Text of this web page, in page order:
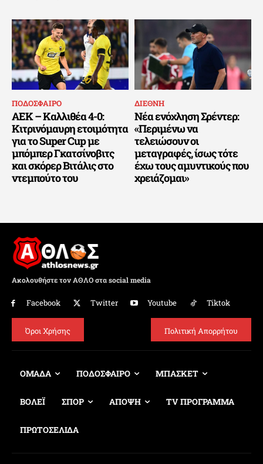
ΠΟΔΟΣΦΑΙΡΟ
ΑΕΚ – Καλλιθέα 4-0:
Κιτρινόμαυρη ετοιμότητα
για το Super Cup με
μπόμπερ Γκατσίνοβιτς
και σκόρερ Βιτάλις στο
ντεμπούτο του
ΔΙΕΘΝΗ
Νέα ενόχληση Σρέντερ:
«Περιμένω να
τελειώσουν οι
μεταγραφές, ίσως τότε
έχω τους αμυντικούς που
χρειάζομαι»
Ακολουθήστε τον ΑΘΛΟ στα social media
Facebook Twitter Youtube Tiktok
Όροι Χρήσης Πολιτική Απορρήτου
ΟΜΑΔΑ ΠΟΔΟΣΦΑΙΡΟ ΜΠΑΣΚΕΤ
ΒΟΛΕΪ ΣΠΟΡ ΑΠΟΨΗ TV ΠΡΟΓΡΑΜΜΑ
ΠΡΩΤΟΣΕΛΙΔΑ